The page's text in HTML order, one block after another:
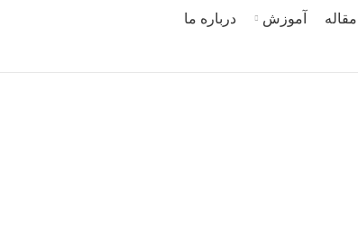
مقاله آموزش درباره ما